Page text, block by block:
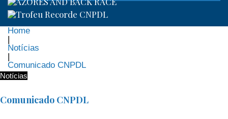
Home
|
Notícias
|
Comunicado CNPDL
Notícias
Comunicado CNPDL